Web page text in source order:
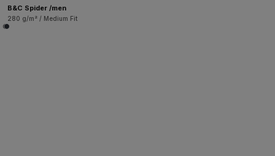
B&C Spider /men
280 g/m² / Medium Fit